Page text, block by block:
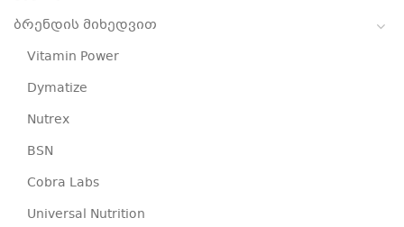
ბრენდის მიხედვით
Vitamin Power
Dymatize
Nutrex
BSN
Cobra Labs
Universal Nutrition